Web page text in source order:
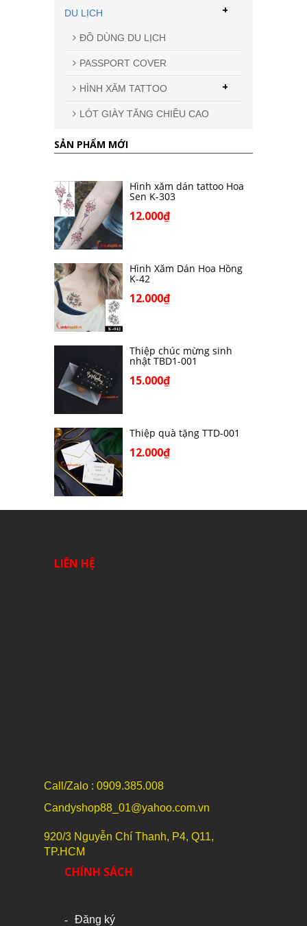
DU LỊCH
ĐỒ DÙNG DU LỊCH
PASSPORT COVER
HÌNH XĂM TATTOO +
LÓT GIÀY TĂNG CHIỀU CAO
+
SẢN PHẨM MỚI
Hình xăm dán tattoo Hoa
Sen K-303
12.000₫
Hình Xăm Dán Hoa Hồng
K-42
12.000₫
Thiệp chúc mừng sinh
nhật TBD1-001
15.000₫
Thiệp quà tặng TTD-001
12.000₫
LIÊN HỆ
Call/Zalo : 0909.385.008
Candyshop88_01@yahoo.com.vn
920/3 Nguyễn Chí Thanh, P4, Q11,
TP.HCM
CHÍNH SÁCH
Đăng ký